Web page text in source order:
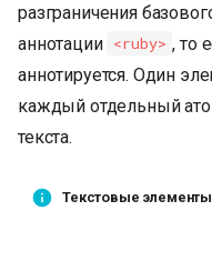
л
з
а
разграничения
аннотации <ruby> , то
аннотируется. Один
каждый отдельный
текста.
Текстовые элементы